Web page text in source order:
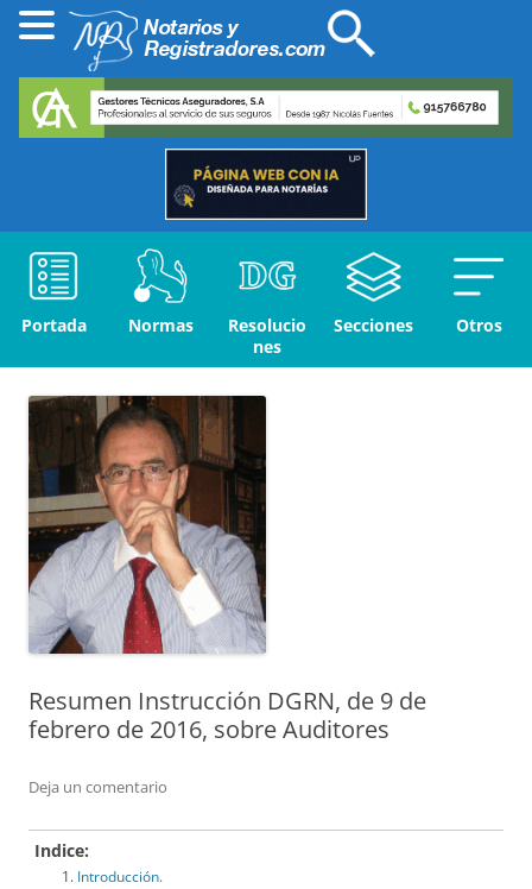
Portada Normas
Resolucio
nes
Secciones Otros
Resumen Instrucción DGRN, de 9 de
febrero de 2016, sobre Auditores
Deja un comentario
Indice:
Introducción.